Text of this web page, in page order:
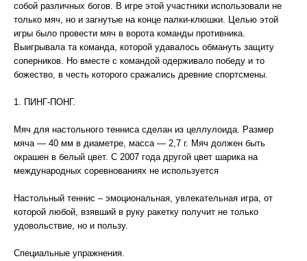
собой различных богов. В игре этой участники использовали не
только мяч, но и загнутые на конце палки-клюшки. Целью этой
игры было провести мяч в ворота команды противника.
Выигрывала та команда, которой удавалось обмануть защиту
соперников. Но вместе с командой одерживало победу и то
божество, в честь которого сражались древние спортсмены.
1. ПИНГ-ПОНГ.
Мяч для настольного тенниса сделан из целлулоида. Размер
мяча — 40 мм в диаметре, масса — 2,7 г. Мяч должен быть
окрашен в белый цвет. С 2007 года другой цвет шарика на
международных соревнованиях не используется
Настольный теннис – эмоциональная, увлекательная игра, от
которой любой, взявший в руку ракетку получит не только
удовольствие, но и пользу.
Специальные упражнения.